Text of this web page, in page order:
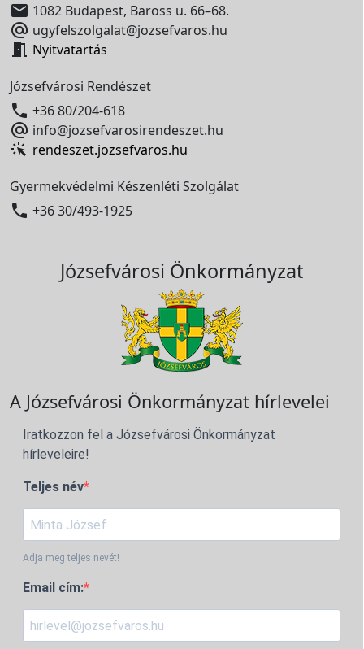
 1082 Budapest, Baross u. 66–68.
 ugyfelszolgalat@jozsefvaros.hu
 Nyitvatartás
Józsefvárosi Rendészet
 +36 80/204-618
 info@jozsefvarosirendeszet.hu
rendeszet.jozsefvaros.hu
Gyermekvédelmi Készenléti Szolgálat
 +36 30/493-1925
Józsefvárosi Önkormányzat
A Józsefvárosi Önkormányzat hírlevelei
Iratkozzon fel a Józsefvárosi Önkormányzat
hírleveleire!
Teljes név
Adja meg teljes nevét!
Email cím: